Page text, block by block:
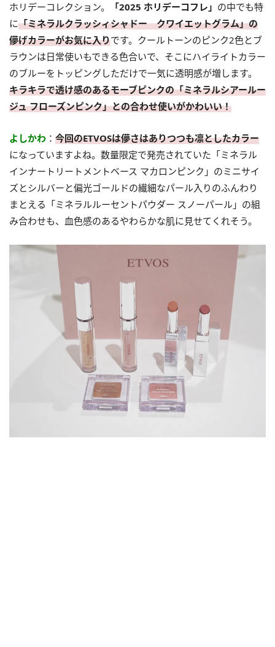
ホリデーコレクション。
「2025 ホリデーコフレ」 の中でも特
に「ミネラルクラッシィシャドー クワイエットグラム」の
儚げカラーがお気に入りです。クールトーンのピンク2色とブ
ラウンは日常使いもできる色合いで、そこにハイライトカラー
のブルーをトッピングしただけで一気に透明感が増します。
キラキラで透け感のあるモーブピンクの「ミネラルシアールー
ジュ フローズンピンク」との合わせ使いがかわいい！
よしかわ ： 今回のETVOSは儚さはありつつも凛としたカラー
になっていますよね。数量限定で発売されていた「ミネラル
インナートリートメントベース マカロンピンク」のミニサイ
ズとシルバーと偏光ゴールドの繊細なパール入りのふんわり
まとえる「ミネラルルーセントパウダー スノーパール」の組
み合わせも、血色感のあるやわらかな肌に見せてくれそう。